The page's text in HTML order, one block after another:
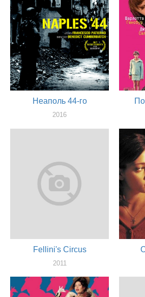
Неаполь 44-го
2016
Fellini's Circus
2011